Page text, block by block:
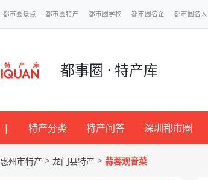
都市圈景点 都市圈特产 都市圈学校 都市圈名企 都市圈名人
都事圈 · 特产库
| 特产分类 特产问答 深圳都市圈
惠州市特产 > 龙门县特产 > 蒜蓉观音菜